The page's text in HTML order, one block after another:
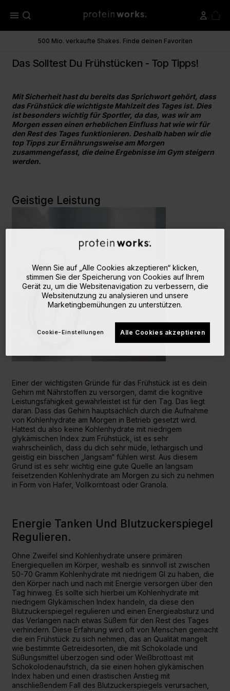
menu
500 Mio. verkaufte Shakes. Finde deinen Favoriten
Das Solltest Du Frühstücken - Top Tipps!
Mit Sicherheit hast du bereits das Sprichwort gehört, dass
das Frühstück die wichtigste Mahlzeit des Tages ist. Dies
ist besonders wichtig für Sportler, da das, was wir am
Morgen essen einen erheblichen Einfluss hat wie wir für
den Rest des Tages funktionieren. Deshalb haben wir die
top Tipps zur Ernährungsweise am Morgen
zusammengefasst, die deine Ergebnisse im Gym steigern
werden.
Geistige Leistung
Einer der wichtigsten Gründe für das Frühstück ist es dein
Gehirn mit Nährstoffen zu versorgen, damit die kognitive
Leistungsfähigkeit gewährleistet ist für den Tag. Das liegt
daran. Dass das Gehirn hauptsächlich durch die Aufnahme
von Kohlenhydrate am Morgen in Betrieb gesetzt wird.
Hattest du also keine Kohlenhydrate mit niedrigem
glykämischen Index zum Frühstück, ist es sehr
wahrscheinlich, dass du dich sehr müde, lethargisch und
geistig ein bisschen „langsam“ fühlen wirst. Aus diesem
Grund ist es sehr wichtig eine gute Quelle an langsam
feisetzenden Kohlenhydrate am Morgen zu sich zu nehmen
in Form von Hafer, Vollkorntoast oder Granola.
Energie Tanken Und Blutzuckerspiegel
Regulieren.
Ohne Zweifel sind Kohlenhydrate unsere primären
Energiequellen im Körper, weshalb es sinnvoll ist zwischen
50-70 Gramm Kohlenhydrate mit niedrigem GI zu haben, die
den Körper nach und nach mit Energie versorgen über den
Tag hinweg. Es sollte sich hierbei um Kohlenhydrate mit
niedrigem Glykämischen Index handeln, da diese den
Blutzuckerspiegel regulieren und einen Energieabsturz und
das Verlangen nach etwas Süßem für den Rest des Tages
verhindern. Diese Erfahrung wird oft von Menschen gemacht
die ein Frühstück zu sich nehmen, das an Qualität mangelt
wie bestimmte Getreidesorten, die mit Schokolade und
Süßungsmittel überzogen sind oder Weißbrottoast mit
Schokolodenaufstrich, da sie einen hohen glykämischen
Index haben und einen drastischen Anstieg mit
anschließendem Fall des Blutzuckerspiegels verursachen,
Wenn Sie auf „Alle Cookies akzeptieren“ klicken,
stimmen Sie der Speicherung von Cookies auf Ihrem
Gerät zu, um die Websitenavigation zu verbessern, die
Websitenutzung zu analysieren und unsere
Marketingbemühungen zu unterstützen.
Alle Cookies akzeptieren
Cookie-Einstellungen